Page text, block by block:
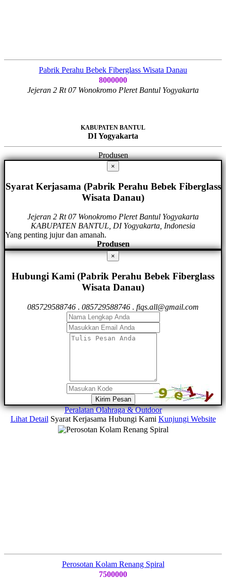
Pabrik Perahu Bebek Fiberglass Wisata Danau
8000000
Jejeran 2 Rt 07 Wonokromo Pleret Bantul Yogyakarta
KABUPATEN BANTUL
DI Yogyakarta
Produsen
×
Syarat Kerjasama (Pabrik Perahu Bebek Fiberglass
Wisata Danau)
Jejeran 2 Rt 07 Wonokromo Pleret Bantul Yogyakarta
KABUPATEN BANTUL, DI Yogyakarta, Indonesia
Yang penting jujur dan amanah.
Produsen
×
Hubungi Kami (Pabrik Perahu Bebek Fiberglass
Wisata Danau)
085729588746 . 085729588746 . fiqs.all@gmail.com
Kirim Pesan
Peralatan Olahraga & Outdoor
Lihat Detail Syarat Kerjasama Hubungi Kami Kunjungi Website
Perosotan Kolam Renang Spiral
7500000